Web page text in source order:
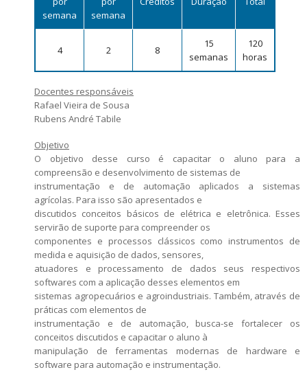
Número de vagas
Candidatos estrangeiros
Inscrições recebidas
Exames e arguições
Resultado da seleção
Critérios para concessão de bolsas
semana
semana
4 2 8
15
semanas
120
horas
Docentes responsáveis
Rafael Vieira de Sousa
Rubens André Tabile
Objetivo
O objetivo desse curso é capacitar o aluno para a
compreensão e desenvolvimento de sistemas de
instrumentação e de automação aplicados a sistemas
agrícolas. Para isso são apresentados e
discutidos conceitos básicos de elétrica e eletrônica. Esses
servirão de suporte para compreender os
componentes e processos clássicos como instrumentos de
medida e aquisição de dados, sensores,
atuadores e processamento de dados seus respectivos
softwares com a aplicação desses elementos em
sistemas agropecuários e agroindustriais. Também, através de
práticas com elementos de
instrumentação e de automação, busca-se fortalecer os
conceitos discutidos e capacitar o aluno à
manipulação de ferramentas modernas de hardware e
software para automação e instrumentação.